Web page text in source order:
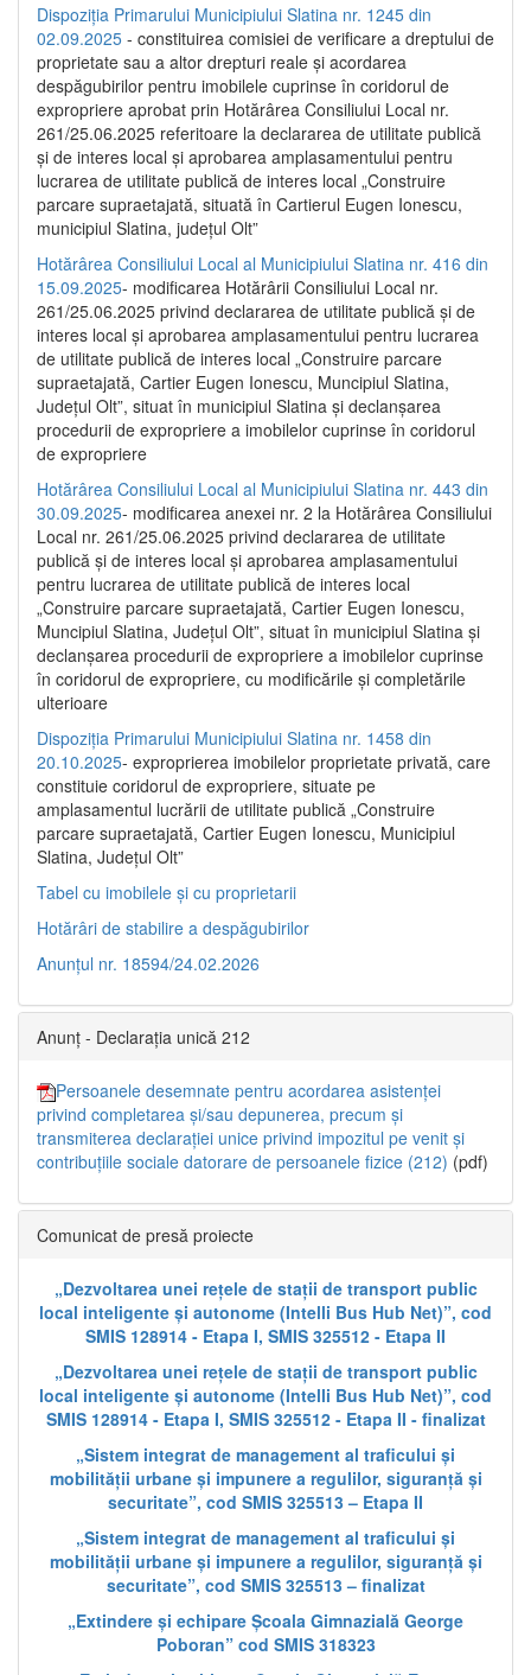
Dispoziția Primarului Municipiului Slatina nr. 1245 din
02.09.2025 - constituirea comisiei de verificare a dreptului de
proprietate sau a altor drepturi reale și acordarea
despăgubirilor pentru imobilele cuprinse în coridorul de
expropriere aprobat prin Hotărârea Consiliului Local nr.
261/25.06.2025 referitoare la declararea de utilitate publică
și de interes local și aprobarea amplasamentului pentru
lucrarea de utilitate publică de interes local „Construire
parcare supraetajată, situată în Cartierul Eugen Ionescu,
municipiul Slatina, județul Olt”
Hotărârea Consiliului Local al Municipiului Slatina nr. 416 din
15.09.2025- modificarea Hotărârii Consiliului Local nr.
261/25.06.2025 privind declararea de utilitate publică și de
interes local și aprobarea amplasamentului pentru lucrarea
de utilitate publică de interes local „Construire parcare
supraetajată, Cartier Eugen Ionescu, Muncipiul Slatina,
Județul Olt”, situat în municipiul Slatina și declanșarea
procedurii de expropriere a imobilelor cuprinse în coridorul
de expropriere
Hotărârea Consiliului Local al Municipiului Slatina nr. 443 din
30.09.2025- modificarea anexei nr. 2 la Hotărârea Consiliului
Local nr. 261/25.06.2025 privind declararea de utilitate
publică şi de interes local şi aprobarea amplasamentului
pentru lucrarea de utilitate publică de interes local
„Construire parcare supraetajată, Cartier Eugen Ionescu,
Muncipiul Slatina, Judeţul Olt”, situat în municipiul Slatina şi
declanşarea procedurii de expropriere a imobilelor cuprinse
în coridorul de expropriere, cu modificările şi completările
ulterioare
Dispoziția Primarului Municipiului Slatina nr. 1458 din
20.10.2025- exproprierea imobilelor proprietate privată, care
constituie coridorul de expropriere, situate pe
amplasamentul lucrării de utilitate publică „Construire
parcare supraetajată, Cartier Eugen Ionescu, Municipiul
Slatina, Județul Olt”
Tabel cu imobilele și cu proprietarii
Hotărâri de stabilire a despăgubirilor
Anunțul nr. 18594/24.02.2026
Anunț - Declarația unică 212
Persoanele desemnate pentru acordarea asistenței
privind completarea și/sau depunerea, precum și
transmiterea declarației unice privind impozitul pe venit și
contribuțiile sociale datorare de persoanele fizice (212) (pdf)
Comunicat de presă proiecte
„Dezvoltarea unei rețele de stații de transport public
local inteligente și autonome (Intelli Bus Hub Net)”, cod
SMIS 128914 - Etapa I, SMIS 325512 - Etapa II
„Dezvoltarea unei rețele de stații de transport public
local inteligente și autonome (Intelli Bus Hub Net)”, cod
SMIS 128914 - Etapa I, SMIS 325512 - Etapa II - finalizat
„Sistem integrat de management al traficului și
mobilității urbane și impunere a regulilor, siguranță și
securitate”, cod SMIS 325513 – Etapa II
„Sistem integrat de management al traficului și
mobilității urbane și impunere a regulilor, siguranță și
securitate”, cod SMIS 325513 – finalizat
„Extindere și echipare Școala Gimnazială George
Poboran” cod SMIS 318323